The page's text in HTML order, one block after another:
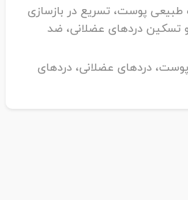
پوست، تسریع در بازسازی
تسکین دردهای عضلانی، ضد
دردهای عضلانی، دردهای